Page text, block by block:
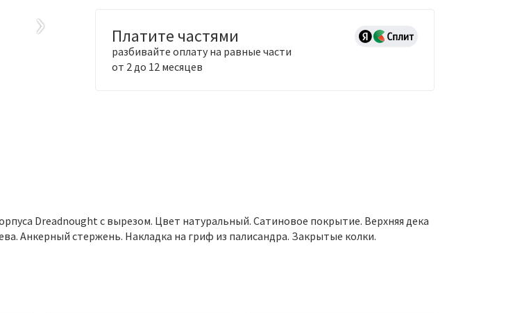
› Платите частями
разбивайте оплату на равные части
от 2 до 12 месяцев
Dreadnought с вырезом. Цвет натуральный. Сатиновое покрытие. Верхняя дека
Анкерный стержень. Накладка на гриф из палисандра. Закрытые колки.